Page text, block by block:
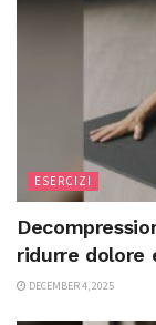
ESERCIZI
ridurre dolore
DECEMBER 4, 2025